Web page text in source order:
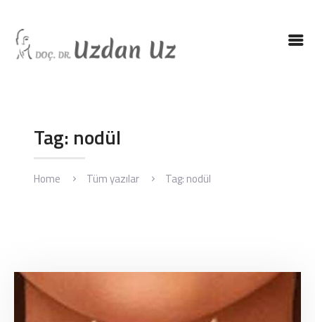
Tag: nodül
Home Tüm yazılar Tag: nodül
KBB HASTALIKLARI
KBB AMELIYATLARI
BLOG